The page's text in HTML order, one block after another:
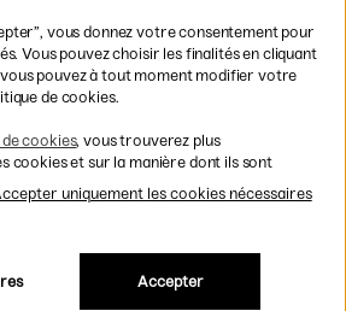
volumineux.
de paiement
vous donnez votre consentement pour
Vous pouvez choisir les finalités en cliquant
pouvez à tout moment modifier votre
de cookies.
cookies, vous trouverez plus
cookies et sur la manière dont ils sont
uniquement les cookies nécessaires
Accepter